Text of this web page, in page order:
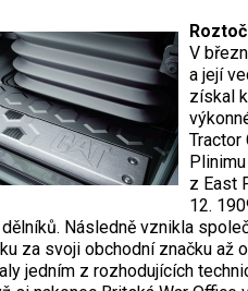
V
a její
získal
Tractor
z East
12.
Následně vznikla
za svoji obchodní značku až
jedním z rozhodujících